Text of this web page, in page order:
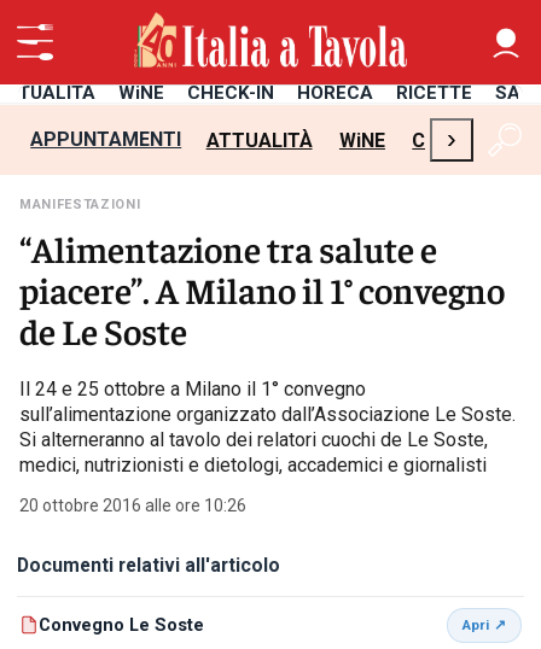
WiNE CHECK-IN HORECA RICETTE
APPUNTAMENTI ATTUALITÀ WiNE CHECK-IN
›
MANIFESTAZIONI
“Alimentazione tra salute e
piacere”. A Milano il 1° convegno
de Le Soste
Il 24 e 25 ottobre a Milano il 1° convegno
sull’alimentazione organizzato dall’Associazione Le Soste.
Si alterneranno al tavolo dei relatori cuochi de Le Soste,
medici, nutrizionisti e dietologi, accademici e giornalisti
20 ottobre 2016 alle ore 10:26
Documenti relativi all'articolo
Convegno Le Soste Apri ↗